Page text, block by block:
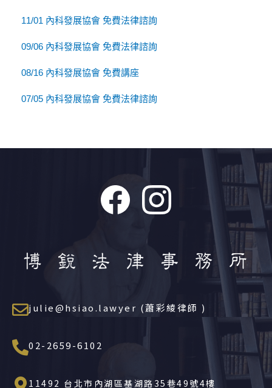
11/01 內科發展協會 免費法律諮詢
09/06 內科發展協會 免費法律諮詢
08/16 內科發展協會 免費講座
07/05 內科發展協會 免費法律諮詢
julie@hsiao.lawyer (蕭彩綾律師 )
02-2659-6102
11492 台北市內湖區基湖路35巷49號4樓